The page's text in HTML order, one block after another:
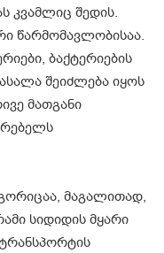
კვამლიც შედის.
წარმომავლობისაა.
ბაქტერიების
შეიძლება იყოს
მათგანი
მაგალითად,
სიდიდის მყარი